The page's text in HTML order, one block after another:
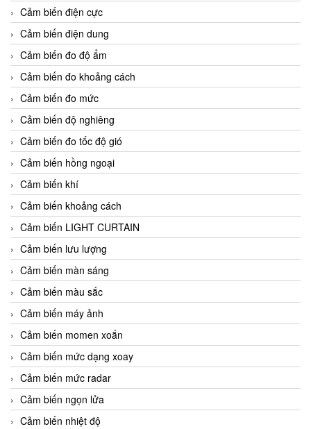
Cảm biến điện cực
Cảm biến điện dung
Cảm biến đo độ ẩm
Cảm biến đo khoảng cách
Cảm biến đo mức
Cảm biến độ nghiêng
Cảm biến đo tốc độ gió
Cảm biến hồng ngoại
Cảm biến khí
Cảm biến khoảng cách
Cảm biến LIGHT CURTAIN
Cảm biến lưu lượng
Cảm biến màn sáng
Cảm biến màu sắc
Cảm biến máy ảnh
Cảm biến momen xoắn
Cảm biến mức dạng xoay
Cảm biến mức radar
Cảm biến ngọn lửa
Cảm biến nhiệt độ